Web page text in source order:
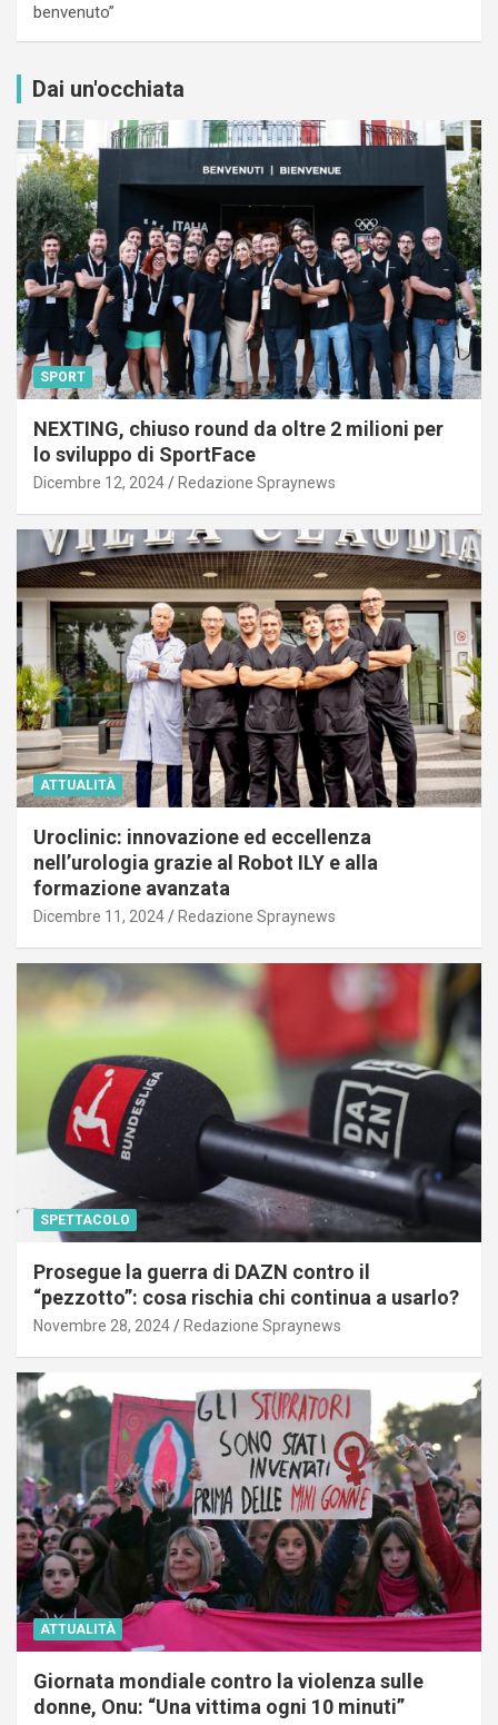
benvenuto”
Dai un'occhiata
SPORT
NEXTING, chiuso round da oltre 2 milioni per
lo sviluppo di SportFace
Dicembre 12, 2024 Redazione Spraynews
ATTUALITÀ
Uroclinic: innovazione ed eccellenza
nell’urologia grazie al Robot ILY e alla
formazione avanzata
Dicembre 11, 2024 Redazione Spraynews
SPETTACOLO
Prosegue la guerra di DAZN contro il
“pezzotto”: cosa rischia chi continua a usarlo?
Novembre 28, 2024 Redazione Spraynews
ATTUALITÀ
Giornata mondiale contro la violenza sulle
donne, Onu: “Una vittima ogni 10 minuti”